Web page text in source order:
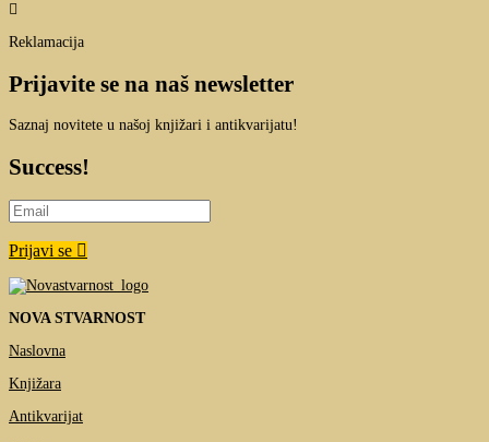

Reklamacija
Prijavite se na naš newsletter
Saznaj novitete u našoj knjižari i antikvarijatu!
Success!
Prijavi se
NOVA STVARNOST
Naslovna
Knjižara
Antikvarijat